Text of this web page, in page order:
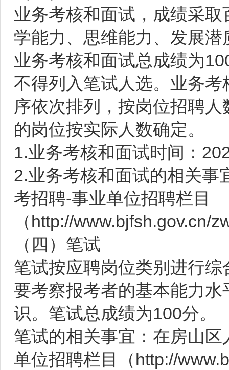
业务考核和面试，成绩采
学能力、思维能力、发展潜
业务考核和面试总成绩为
不得列入笔试人选。业务
序依次排列，按岗位招聘
的岗位按实际人数确定。
1.业务考核和面试时间：
2.业务考核和面试的相关事
考招聘-事业单位招聘栏目
（http://www.bjfsh.gov.cn/
（四）笔试
笔试按应聘岗位类别进行
要考察报考者的基本能力
识。笔试总成绩为100分。
笔试的相关事宜：在房山
单位招聘栏目（http://